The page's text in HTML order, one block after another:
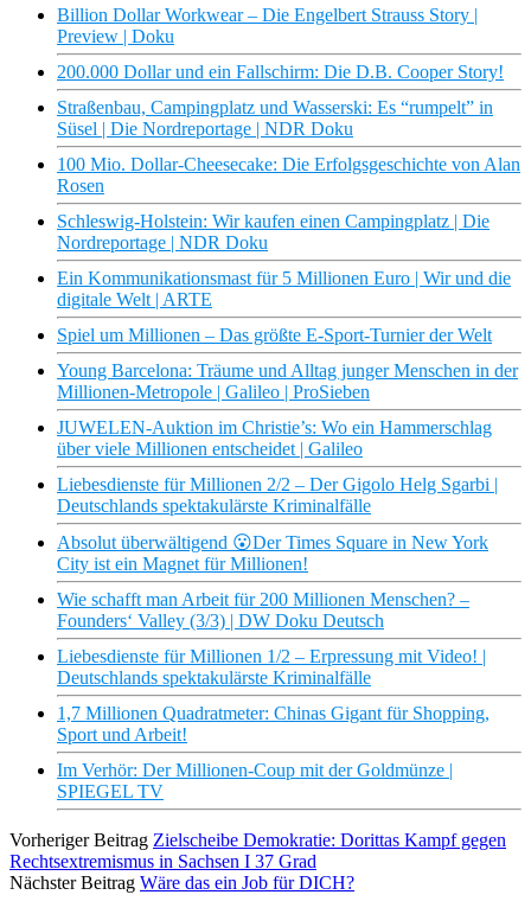
Billion Dollar Workwear – Die Engelbert Strauss Story |
Preview | Doku
200.000 Dollar und ein Fallschirm: Die D.B. Cooper Story!
Straßenbau, Campingplatz und Wasserski: Es “rumpelt” in
Süsel | Die Nordreportage | NDR Doku
100 Mio. Dollar-Cheesecake: Die Erfolgsgeschichte von Alan
Rosen
Schleswig-Holstein: Wir kaufen einen Campingplatz | Die
Nordreportage | NDR Doku
Ein Kommunikationsmast für 5 Millionen Euro | Wir und die
digitale Welt | ARTE
Spiel um Millionen – Das größte E-Sport-Turnier der Welt
Young Barcelona: Träume und Alltag junger Menschen in der
Millionen-Metropole | Galileo | ProSieben
JUWELEN-Auktion im Christie’s: Wo ein Hammerschlag
über viele Millionen entscheidet | Galileo
Liebesdienste für Millionen 2/2 – Der Gigolo Helg Sgarbi |
Deutschlands spektakulärste Kriminalfälle
Absolut überwältigend 😮Der Times Square in New York
City ist ein Magnet für Millionen!
Wie schafft man Arbeit für 200 Millionen Menschen? –
Founders‘ Valley (3/3) | DW Doku Deutsch
Liebesdienste für Millionen 1/2 – Erpressung mit Video! |
Deutschlands spektakulärste Kriminalfälle
1,7 Millionen Quadratmeter: Chinas Gigant für Shopping,
Sport und Arbeit!
Im Verhör: Der Millionen-Coup mit der Goldmünze |
SPIEGEL TV
Vorheriger Beitrag Zielscheibe Demokratie: Dorittas Kampf gegen
Rechtsextremismus in Sachsen I 37 Grad
Nächster Beitrag Wäre das ein Job für DICH?